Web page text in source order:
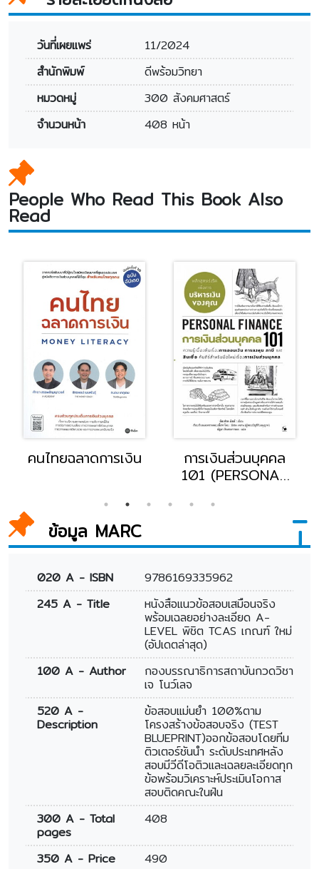
วันที่เผยแพร่
11/2024
สำนักพิมพ์
ดีพร้อมวิทยา
หมวดหมู่
300 สังคมศาสตร์
จำนวนหน้า
408 หน้า
People Who Read This Book Also
Read
คนไทยฉลาดการเงิน การเงินส่วนบุคคล
101 (PERSONAL
ข้อมูล MARC
020 A - ISBN
9786169335962
245 A - Title
หนังสือแนวข้อสอบเสมือนจริง
พร้อมเฉลยอย่างละเอียด A-
LEVEL พิชิต TCAS เกณฑ์ ใหม่
(อัปเดตล่าสุด)
100 A - Author
กองบรรณาธิการสถาบันกวดวิชา
เจ โนว์เลจ
520 A -
Description
ข้อสอบแม่นยำ 100%ตาม
โครงสร้างข้อสอบจริง (TEST
BLUEPRINT)ออกข้อสอบโดยทีม
ติวเตอร์ชันนำ ระดับประเทศหลัง
สอบมีวีดีโอติวและเฉลยละเอียดทุก
ข้อพร้อมวิเคราะห์ประเมินโอกาส
สอบติดคณะในฝัน
300 A - Total
pages
408
350 A - Price
490